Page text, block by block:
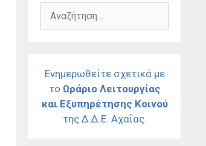
Αναζήτηση
Ενημερωθείτε σχετικά με
το Ωράριο Λειτουργίας
και Εξυπηρέτησης Κοινού
της Δ.Δ.Ε. Αχαΐας.